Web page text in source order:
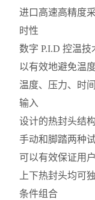
进口高速高精度
时性
数字 P.I.D 控温
以有效地避免温
温度、压力、时
输入
设计的热封头结
手动和脚踏两种
可以有效保证用
上下热封头均可
条件组合